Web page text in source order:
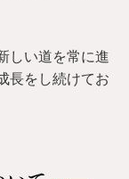
しい道を常に進
長をし続けてお